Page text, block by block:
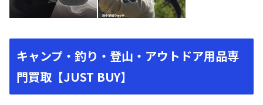
キャンプ・釣り・登山・アウトドア用品専
門買取【JUST BUY】